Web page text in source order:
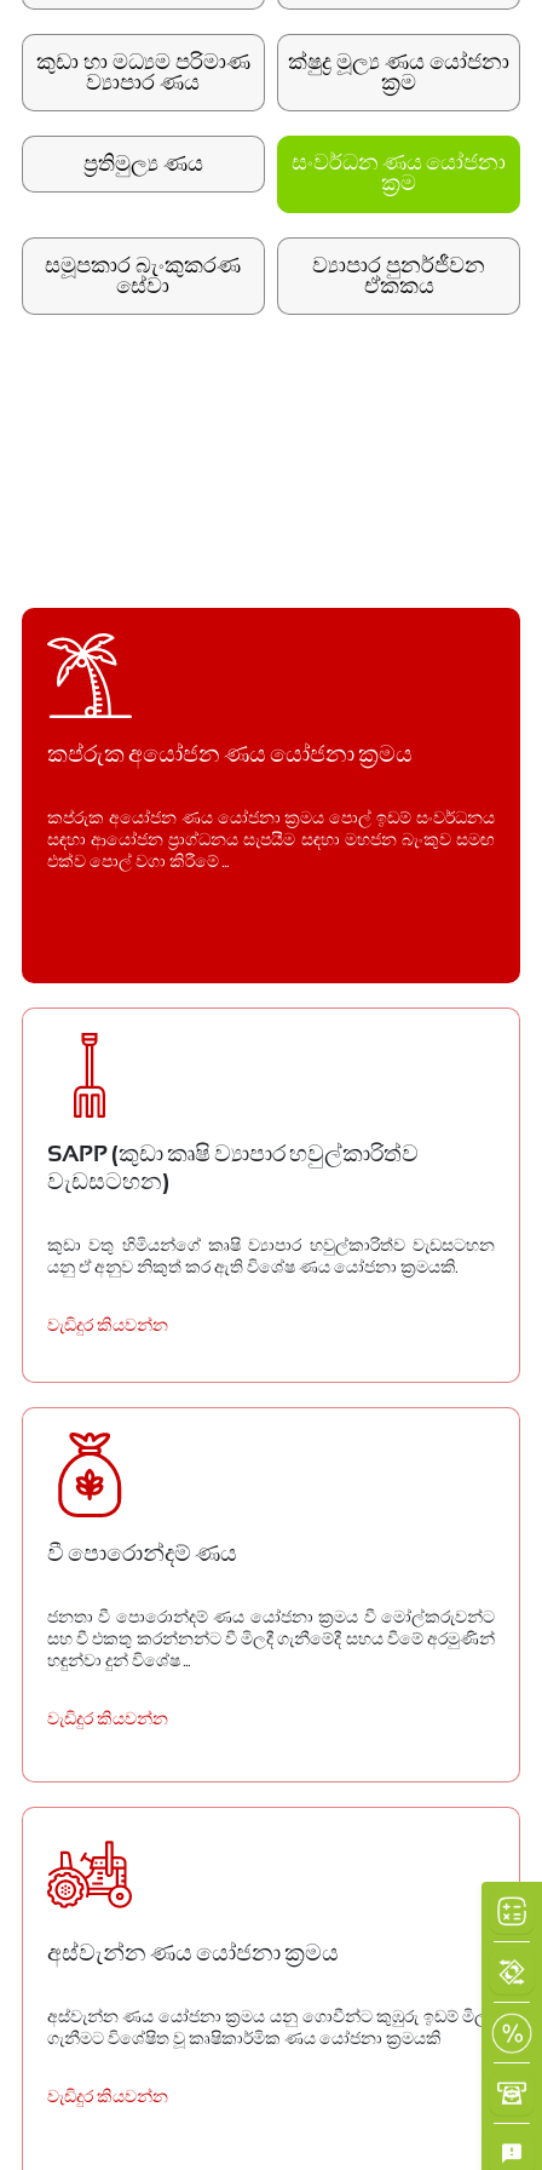
කුඩා හා මධ්‍යම පරිමාණ
ව්‍යාපාර ණය
ක්ෂුද්‍ර මූල්‍ය ණය යෝජනා
ක්‍රම
ප්‍රතිමුල්‍ය ණය
සංවර්ධන ණය යෝජනා
ක්‍රම
සමූපකාර බැංකුකරණ
සේවා
ව්‍යාපාර පුනර්ජීවන
ඒකකය
කප්රුක අයෝජන ණය යෝජනා ක්‍රමය
කප්රුක අයෝජන ණය යෝජනා ක්‍රමය පොල් ඉඩම් සංවර්ධනය
සඳහා ආයෝජන ප්‍රාග්ධනය සැපයීම සඳහා මහජන බැංකුව සමඟ
එක්ව පොල් වගා කිරීමේ ...
SAPP (කුඩා කෘෂි ව්‍යාපාර හවුල්කාරිත්ව
වැඩසටහන)
කුඩා වතු හිමියන්ගේ කෘෂි ව්‍යාපාර හවුල්කාරිත්ව වැඩසටහන
යනු ඒ අනුව නිකුත් කර ඇති විශේෂ ණය යෝජනා ක්‍රමයකි.
වැඩිදුර කියවන්න
වී පොරොන්දම් ණය
ජනතා වී පොරොන්දම් ණය යෝජනා ක්‍රමය වී මෝල්කරුවන්ට
සහ වී එකතු කරන්නන්ට වී මිලදී ගැනීමේදී සහය වීමේ අරමුණින්
හඳුන්වා දුන් විශේෂ ...
වැඩිදුර කියවන්න
අස්වැන්න ණය යෝජනා ක්‍රමය
අස්වැන්න ණය යෝජනා ක්‍රමය යනු ගොවීන්ට කුඹුරු ඉඩම් මිලදී
ගැනීමට විශේෂිත වූ කෘෂිකාර්මික ණය යෝජනා ක්‍රමයකි
වැඩිදුර කියවන්න